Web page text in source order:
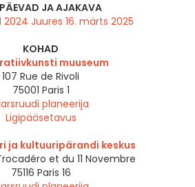
JA AJAKAVA
2024 Juures 16. märts 2025
KOHAD
muuseum
107 Rue de Rivoli
75001 Paris 1
planeerija
Ligipääsetavus
ja kultuuripärandi keskus
et du 11 Novembre
75116 Paris 16